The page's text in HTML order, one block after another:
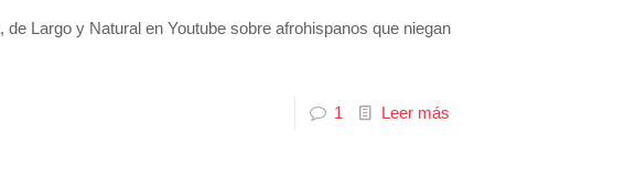
Largo y Natural en Youtube sobre afrohispanos que niegan
1 Leer más